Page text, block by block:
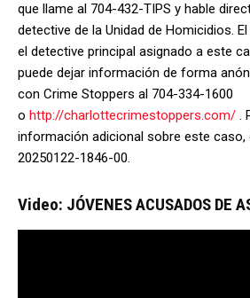
que llame al 704-432-TIPS y hable
detective de la Unidad de Homicidios.
el detective principal asignado a este
puede dejar información de forma
con Crime Stoppers al 704-334-1600
o http://charlottecrimestoppers.com/ .
información adicional sobre este
20250122-1846-00.
Video: JÓVENES ACUSADOS DE